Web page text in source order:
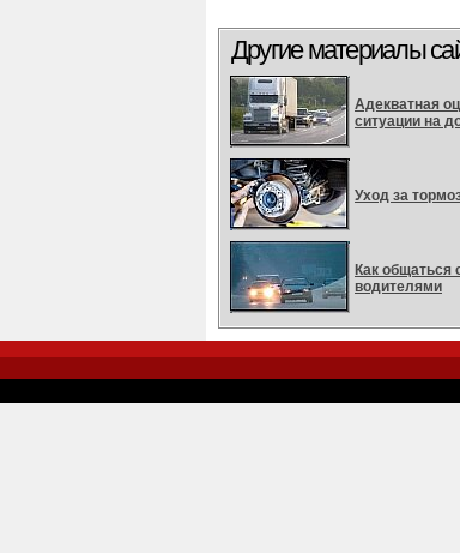
Другие материалы
Адекватная
ситуации на
Уход за
Как общаться
водителями